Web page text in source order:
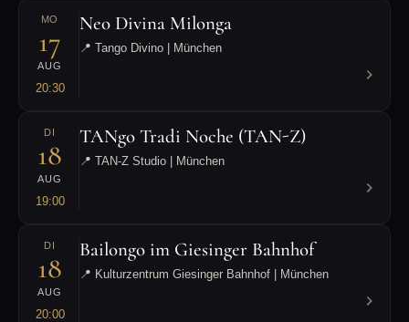
MO
17
AUG
20:30
Neo Divina Milonga
📍 Tango Divino | München
DI
18
AUG
19:00
TANgo Tradi Noche (TAN-Z)
📍 TAN-Z Studio | München
DI
18
AUG
20:00
Bailongo im Giesinger Bahnhof
📍 Kulturzentrum Giesinger Bahnhof | München